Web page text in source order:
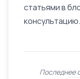
статьями в
консультацию.
Последнее